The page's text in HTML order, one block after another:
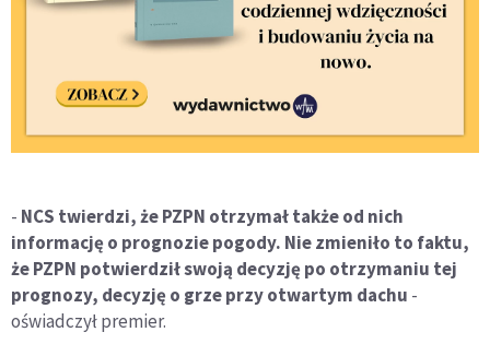
- NCS twierdzi, że PZPN otrzymał także od nich
informację o prognozie pogody. Nie zmieniło to faktu,
że PZPN potwierdził swoją decyzję po otrzymaniu tej
prognozy, decyzję o grze przy otwartym dachu -
oświadczył premier.